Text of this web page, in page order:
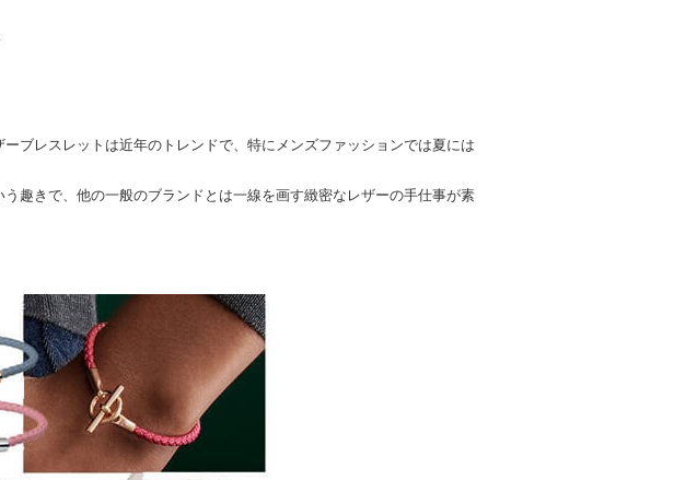
ブレスレットは近年のトレンドで、特にメンズファッションでは夏には
趣きで、他の一般のブランドとは一線を画す緻密なレザーの手仕事が素